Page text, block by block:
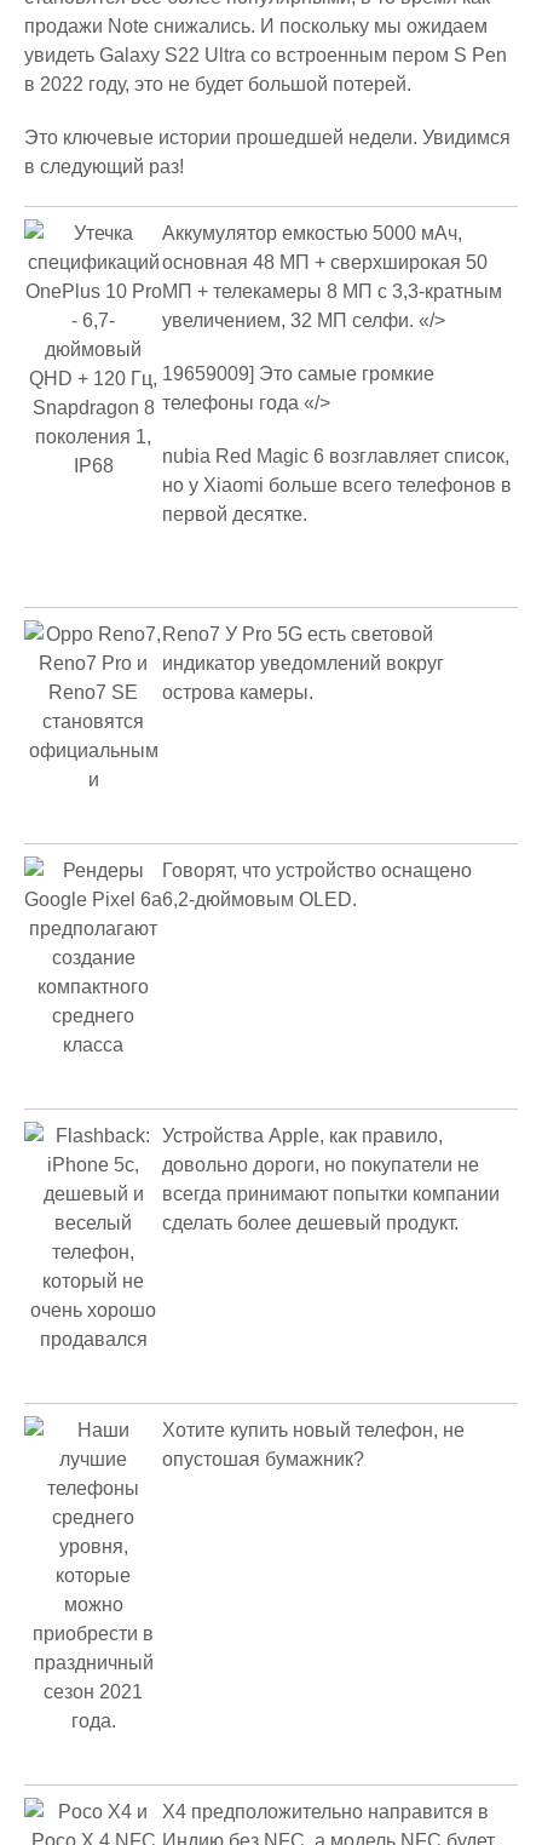
продажи Note снижались. И поскольку мы ожидаем
увидеть Galaxy S22 Ultra со встроенным пером S Pen
в 2022 году, это не будет большой потерей.
Это ключевые истории прошедшей недели. Увидимся
в следующий раз!
Аккумулятор емкостью 5000 мАч,
основная 48 МП + сверхширокая 50
МП + телекамеры 8 МП с 3,3-кратным
увеличением, 32 МП селфи. «/>
19659009] Это самые громкие
телефоны года «/>
nubia Red Magic 6 возглавляет список,
но у Xiaomi больше всего телефонов в
первой десятке.
Reno7 У Pro 5G есть световой
индикатор уведомлений вокруг
острова камеры.
Говорят, что устройство оснащено
6,2-дюймовым OLED.
Устройства Apple, как правило,
довольно дороги, но покупатели не
всегда принимают попытки компании
сделать более дешевый продукт.
Хотите купить новый телефон, не
опустошая бумажник?
X4 предположительно направится в
Индию без NFC, а модель NFC будет